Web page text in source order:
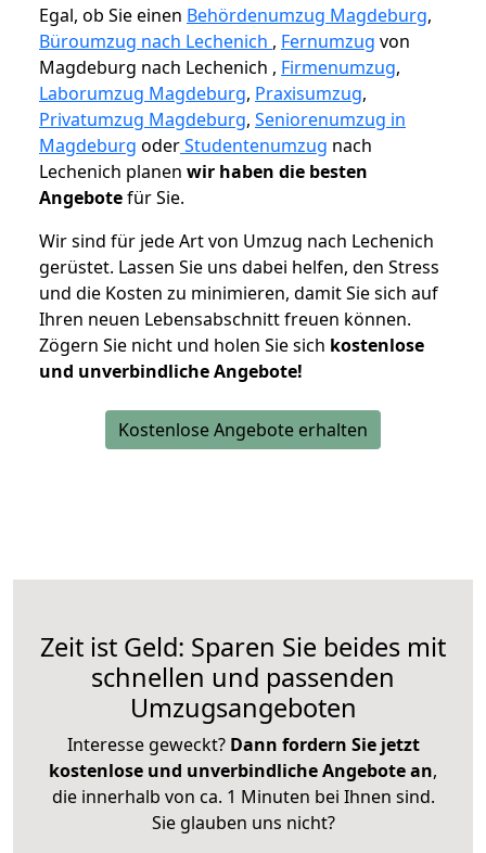
Egal, ob Sie einen Behördenumzug Magdeburg,
Büroumzug nach Lechenich , Fernumzug von
Magdeburg nach Lechenich , Firmenumzug,
Laborumzug Magdeburg, Praxisumzug,
Privatumzug Magdeburg, Seniorenumzug in
Magdeburg oderStudentenumzug nach
Lechenich planen wir haben die besten
Angebotefür Sie.
Wir sind für jede Art von Umzug nach Lechenich
gerüstet. Lassen Sie uns dabei helfen, den Stress
und die Kosten zu minimieren, damit Sie sich auf
Ihren neuen Lebensabschnitt freuen können.
Zögern Sie nicht und holen Sie sich kostenlose
und unverbindliche Angebote!
Kostenlose Angebote erhalten
Zeit ist Geld: Sparen Sie beides mit
schnellen und passenden
Umzugsangeboten
Interesse geweckt? Dann fordern Sie jetzt
kostenlose und unverbindliche Angebote an,
die innerhalb von ca. 1 Minuten bei Ihnen sind.
Sie glauben uns nicht?